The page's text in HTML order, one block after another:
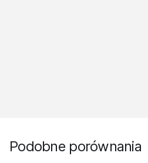
Podobne porównania